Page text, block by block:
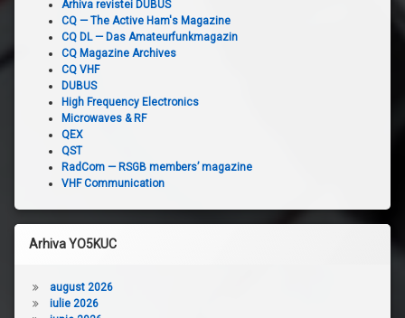
Arhiva revistei DUBUS
CQ — The Active Ham's Magazine
CQ DL — Das Amateurfunkmagazin
CQ Magazine Archives
CQ VHF
DUBUS
High Frequency Electronics
Microwaves & RF
QEX
QST
RadCom — RSGB members’ magazine
VHF Communication
Arhiva YO5KUC
august 2026
iulie 2026